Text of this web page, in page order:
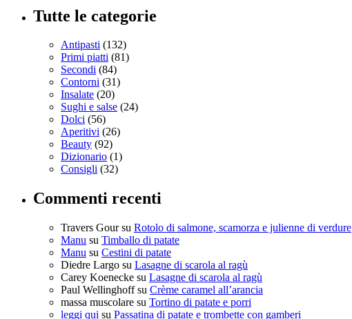
Tutte le categorie
Antipasti (132)
Primi piatti (81)
Secondi (84)
Contorni (31)
Insalate (20)
Sughi e salse (24)
Dolci (56)
Aperitivi (26)
Beauty (92)
Dizionario (1)
Consigli (32)
Commenti recenti
Travers Goursu Rotolo di salmone, scamorza e julienne di verdure
Manu su Timballo di patate
Manu su Cestini di patate
Diedre Largo su Lasagne di scarola al ragù
Carey Koenecke su Lasagne di scarola al ragù
Paul Wellinghoffsu Crème caramel all’arancia
massa muscolare su Tortino di patate e porri
leggi qui su Passatina di patate e trombette con gamberi